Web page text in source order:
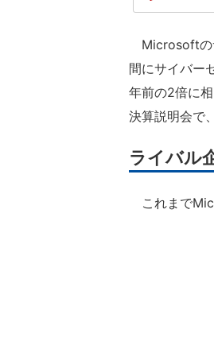
Microsoftの
間にサイバー
年前の2倍に
決算説明会で
ライバル
これまで